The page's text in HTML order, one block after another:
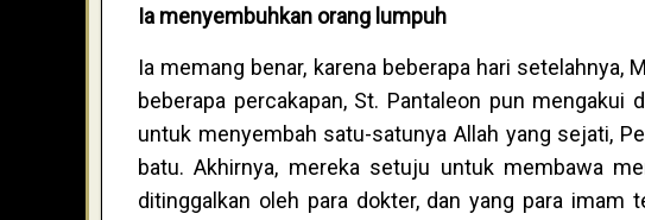
Ia menyembuhkan orang lumpuh
Ia memang benar, karena beberapa hari
beberapa percakapan, St. Pantaleon pun
untuk menyembah satu-satunya Allah yang sejati,
batu. Akhirnya, mereka setuju untuk membawa
ditinggalkan oleh para dokter, dan yang para imam